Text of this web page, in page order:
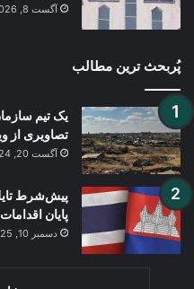
آگست 8, 2026
پُربحث ترین مطالب
یک تیم
تصاویری از
آگست 20, 2024
پیش‌شرط
پایان
دسمبر 10, 2025